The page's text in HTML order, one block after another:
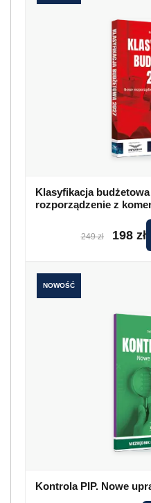
Klasyfikacja budżetowa
rozporządzenie z
249 zł 198 zł
NOWOŚĆ
Kontrola PIP. Nowe